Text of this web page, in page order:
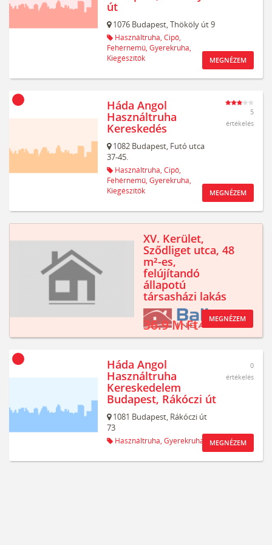
út
1076 Budapest,Thököly út 9
Használtruha, Cipő,
Fehérnemű, Gyerekruha,
Kiegészítők
MEGNÉZEM
Háda Angol
Használtruha
Kereskedés
1082 Budapest, Futó utca
37-45.
Használtruha, Cipő,
Fehérnemű, Gyerekruha,
Kiegészítők
5
értékelés
MEGNÉZEM
XV. Kerület,
Sződliget utca, 48
m²-es,
felújítandó
állapotú
társasházi lakás
36.9 M Ft MEGNÉZEM
Háda Angol
Használtruha
Kereskedelem
Budapest, Rákóczi út
1081 Budapest, Rákóczi út
73
Használtruha, Gyerekruha
0
értékelés
MEGNÉZEM